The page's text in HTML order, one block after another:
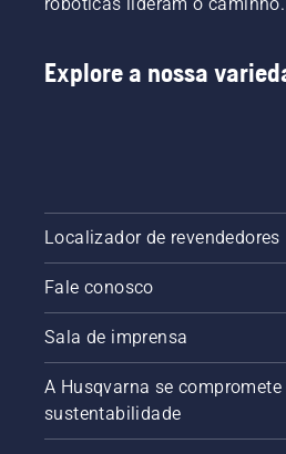
Explore a nossa
Localizador de revendedores
Fale conosco
Sala de imprensa
A Husqvarna se compromete
sustentabilidade